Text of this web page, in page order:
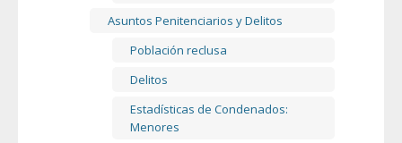
Asuntos Penitenciarios y Delitos
Población reclusa
Delitos
Estadísticas de Condenados:
Menores